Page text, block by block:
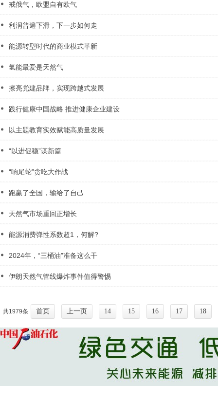
戒俄气，欧盟自有欧气
利润普遍下滑，下一步如何走
能源转型时代的商业模式革新
氢能最爱是天然气
擦亮党建品牌，实现跨越式发展
践行健康中国战略 推进健康企业建设
以主题教育实效赋能高质量发展
“以进促稳”谋新篇
“响尾蛇”贪吃大作战
跑赢了全国，输给了自己
天然气市场重回正增长
能源消费弹性系数超1，何解?
2024年，“三桶油”准备这么干
伊朗天然气管线爆炸事件值得警惕
共1979条 首页 上一页 14 15 16 17 18